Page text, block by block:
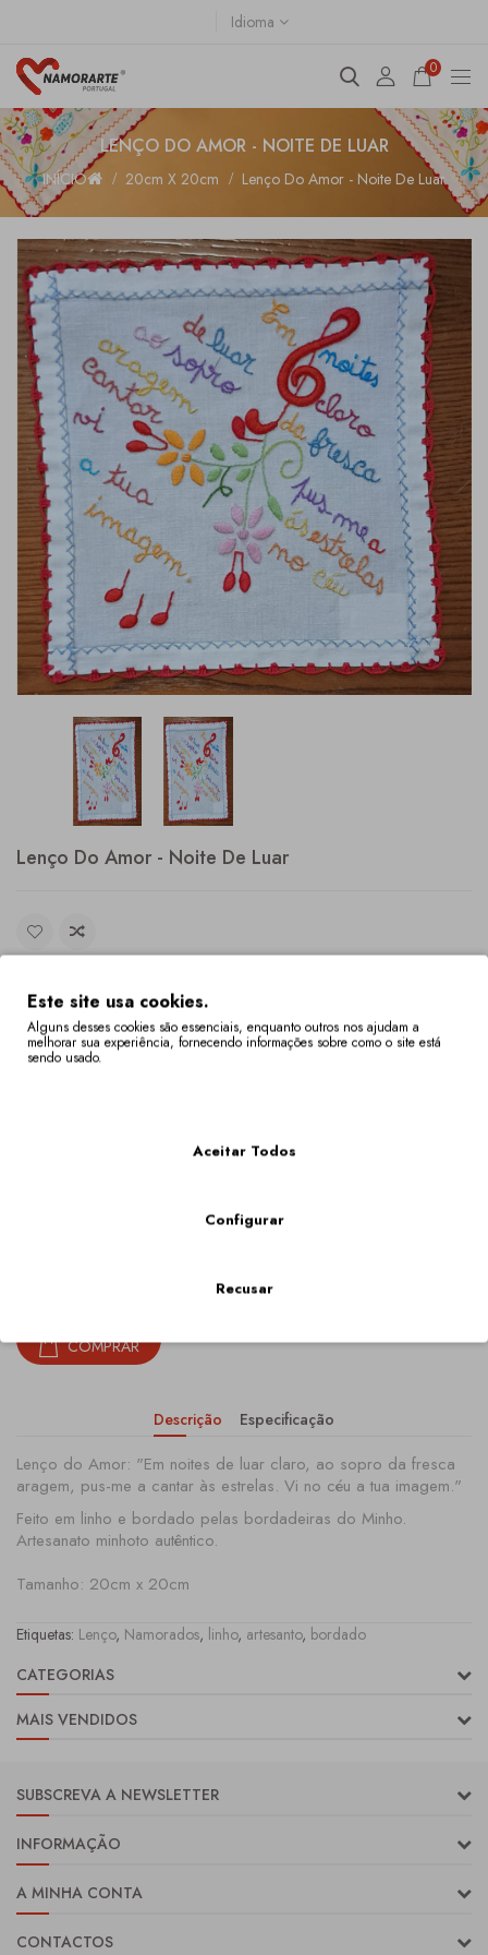
Idioma
0
LENÇO DO AMOR - NOITE DE LUAR
INÍCIO 20cm X 20cm Lenço Do Amor - Noite De Luar
Lenço Do Amor - Noite De Luar
45,00€
COMPRAR
Descrição Especificação
Lenço do Amor: "Em noites de luar claro, ao sopro da fresca
aragem, pus-me a cantar às estrelas. Vi no céu a tua imagem."
Feito em linho e bordado pelas bordadeiras do Minho.
Artesanato minhoto autêntico.
Tamanho: 20cm x 20cm
Etiquetas: Lenço, Namorados, linho, artesanto, bordado
CATEGORIAS
MAIS VENDIDOS
SUBSCREVA A NEWSLETTER
INFORMAÇÃO
A MINHA CONTA
CONTACTOS
Este site usa cookies.
Alguns desses cookies são essenciais, enquanto outros nos ajudam a
melhorar sua experiência, fornecendo informações sobre como o site está
sendo usado.
Aceitar Todos
Configurar
Recusar